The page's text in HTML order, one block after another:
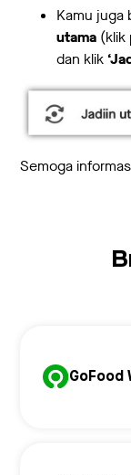
Kamu juga
utama (klik
dan klik
Semoga
GoFood